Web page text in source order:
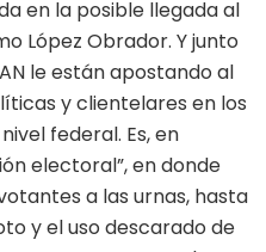
en la posible llegada al
López Obrador. Y junto
le están apostando al
y clientelares en los
federal. Es, en
electoral”, en donde
a las urnas, hasta
y el uso descarado de